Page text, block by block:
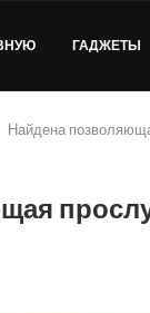
ГАДЖЕТЫ
Найдена